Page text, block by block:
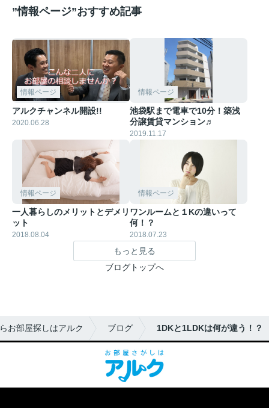
”情報ページ”おすすめ記事
情報ページ
アルクチャンネル開設!!
2020.06.28
情報ページ
池袋駅まで電車で10分！築浅
分譲賃貸マンション♬
2019.11.17
情報ページ
一人暮らしのメリットとデメリ
ット
2018.08.04
情報ページ
ワンルームと１Kの違いって
何！？
2018.07.23
もっと見る
ブログトップへ
お部屋探しはアルク ブログ 1DKと1LDKは何が違う！？